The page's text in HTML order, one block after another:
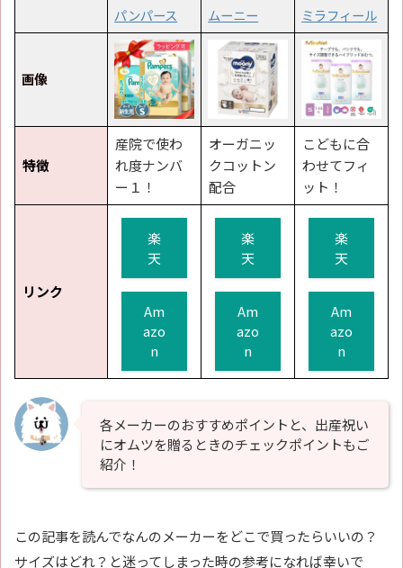
パンパース ムーニー ミラフィール
画像
特徴
産院で使わ
れ度ナンバ
ー１！
オーガニッ
クコットン
配合
こどもに合
わせてフィ
ット！
リンク
楽
天
Am
azo
n
楽
天
Am
azo
n
楽
天
Am
azo
n
各メーカーのおすすめポイントと、出産祝い
にオムツを贈るときのチェックポイントもご
紹介！
この記事を読んでなんのメーカーをどこで買ったらいいの？
サイズはどれ？と迷ってしまった時の参考になれば幸いで